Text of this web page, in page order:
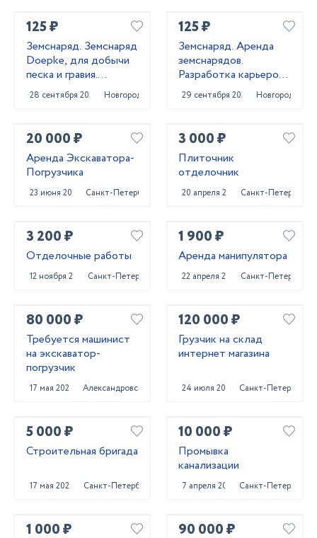
125 ₽
Земснаряд. Земснаряд
Doepke, для добычи
песка и гравия.
Разработка
обводненных
28 сентября 2023 Новгород
125 ₽
Земснаряд. Аренда
земснарядов.
Разработка карьеров
гидромеханизированным
способом
29 сентября 2023 Новгород
20 000 ₽
Аренда Экскаватора-
Погрузчика
23 июня 2023 Санкт-Петербург
3 000 ₽
Плиточник
отделочник
20 апреля 2023 Санкт-Петербург
3 200 ₽
Отделочные работы
12 ноября 2022 Санкт-Петербург
1 900 ₽
Аренда манипулятора
22 апреля 2024 Санкт-Петербург
80 000 ₽
Требуется машинист
на экскаватор-
погрузчик
17 мая 2023 Александровская
120 000 ₽
Грузчик на склад
интернет магазина
24 июля 2024 Санкт-Петербург
5 000 ₽
Строительная бригада
17 мая 2024 Санкт-Петербург
10 000 ₽
Промывка
канализации
7 апреля 2022 Санкт-Петербург
1 000 ₽ 90 000 ₽